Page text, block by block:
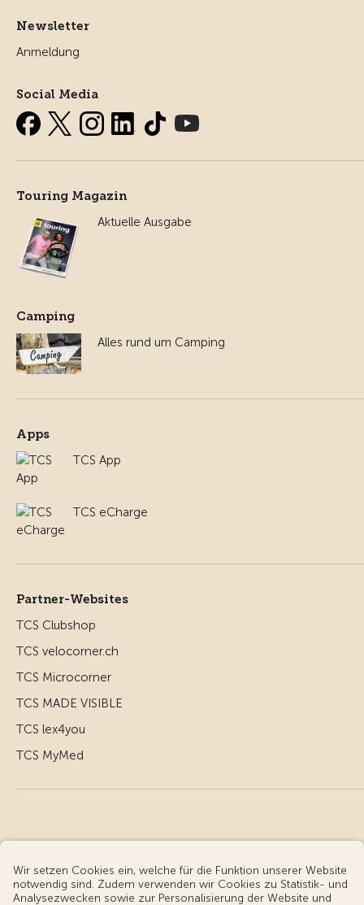
Newsletter
Anmeldung
Social Media
Touring Magazin
Aktuelle Ausgabe
Camping
Alles rund um Camping
Apps
TCS App
TCS eCharge
Partner-Websites
TCS Clubshop
TCS velocorner.ch
TCS Microcorner
TCS MADE VISIBLE
TCS lex4you
TCS MyMed